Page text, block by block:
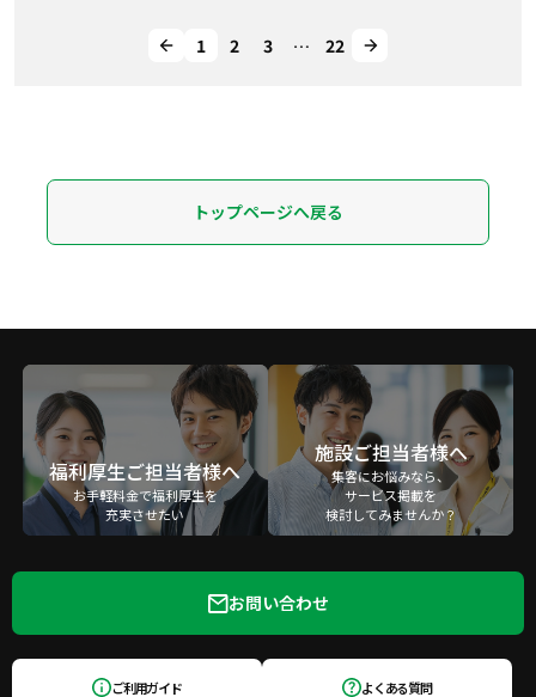
1 2 3 … 22
トップページへ戻る
福利厚生ご担当者様へ
お手軽料金で福利厚生を
充実させたい
施設ご担当者様へ
集客にお悩みなら、
サービス掲載を
検討してみませんか？
お問い合わせ
ご利用ガイド よくある質問